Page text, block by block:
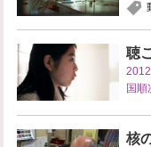
聴
国順
核